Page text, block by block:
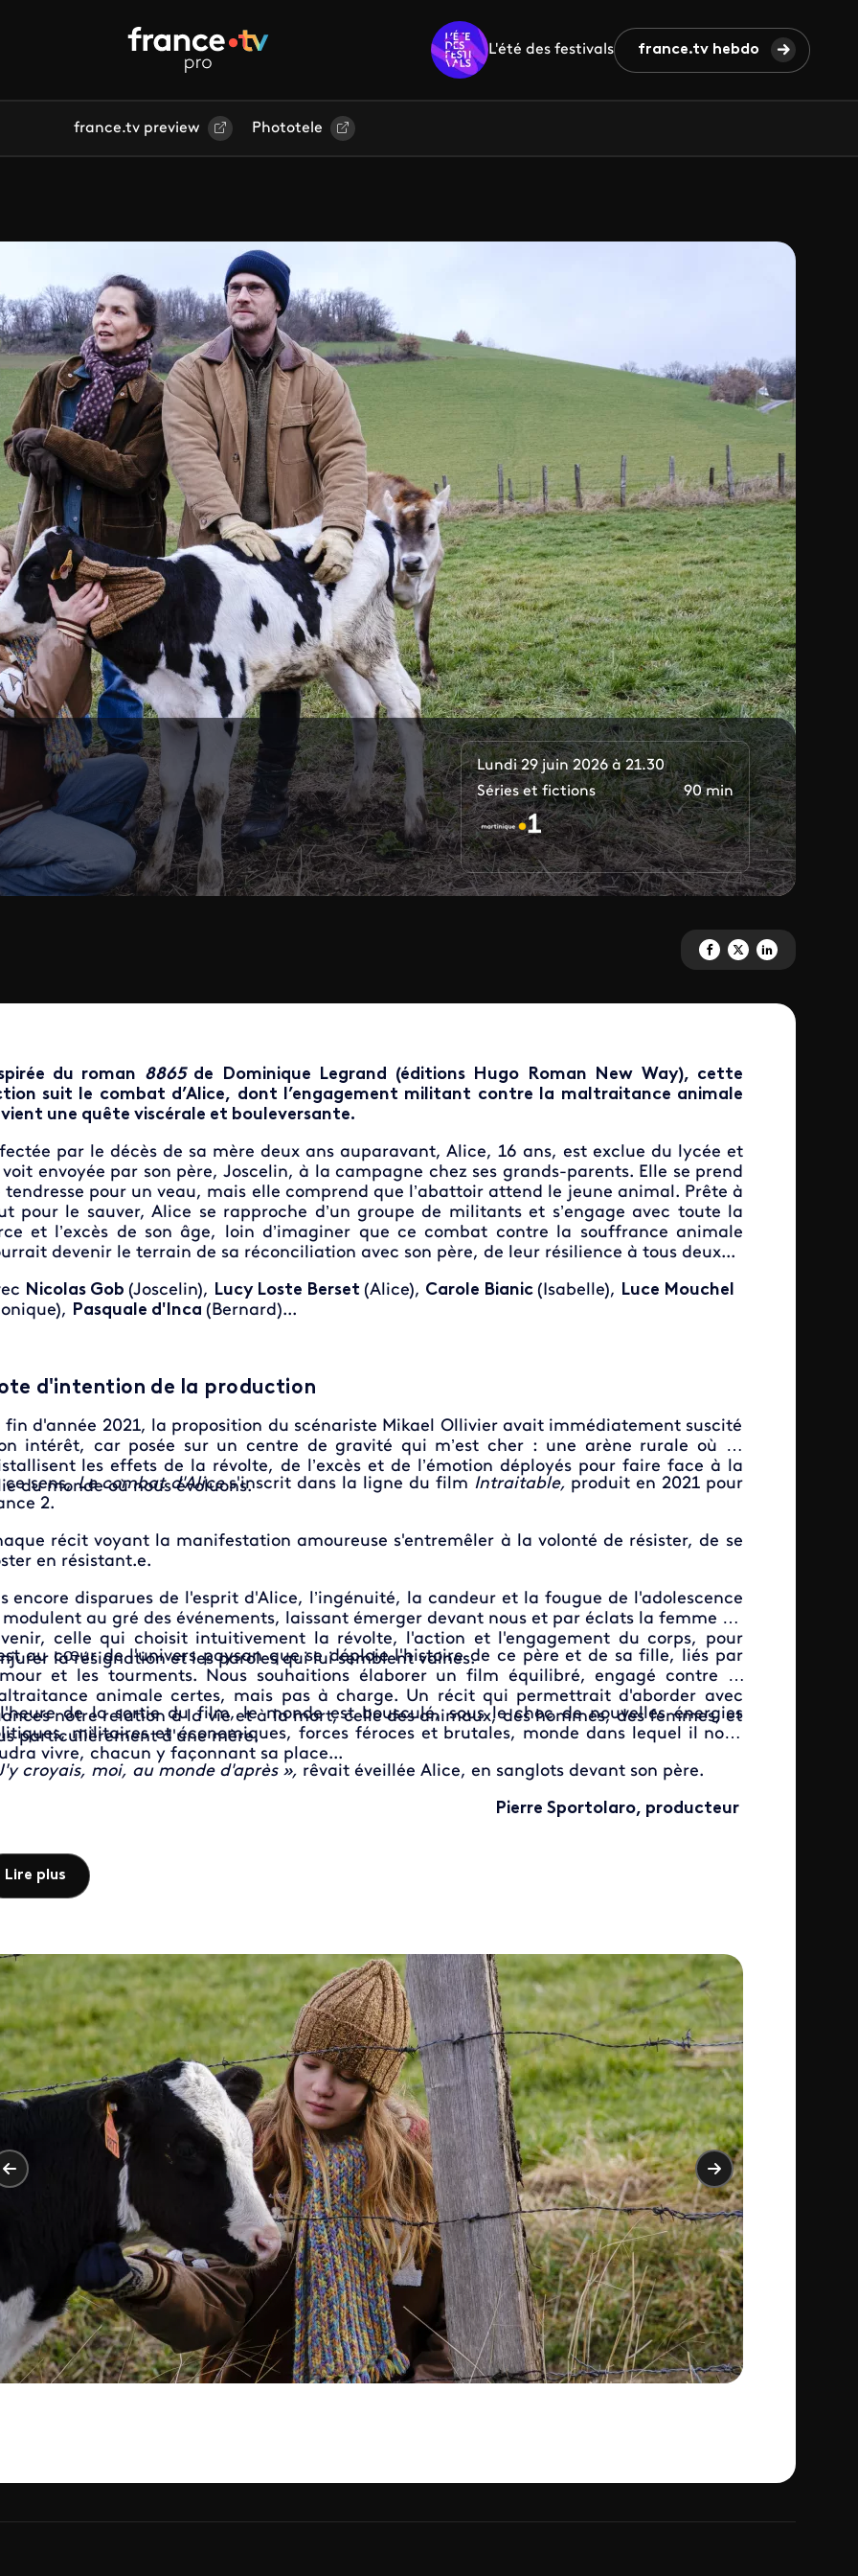
L'été des festivals france.tv hebdo
france.tv preview Phototele
Lundi 29 juin 2026 à 21.30
Séries et fictions
90 min
Partagez 'Le combat d’Alice'
Partagez 'Le combat
Partagez 'Le
du roman 8865de Dominique Legrand (éditions Hugo Roman New Way), cette
suit le combat d’Alice, dont l’engagement militant contre la maltraitance animale
une quête viscérale et bouleversante.
par le décès de sa mère deux ans auparavant, Alice, 16 ans, est exclue du lycée et
voit envoyée par son père, Joscelin, à la campagne chez ses grands-parents. Elle se prend
tendresse pour un veau, mais elle comprend que l’abattoir attend le jeune animal. Prête à
pour le sauver, Alice se rapproche d’un groupe de militants et s’engage avec toute la
et l’excès de son âge, loin d’imaginer que ce combat contre la souffrance animale
devenir le terrain de sa réconciliation avec son père, de leur résilience à tous deux...
Nicolas Gob (Joscelin), Lucy Loste Berset (Alice), Carole Bianic (Isabelle), Luce Mouchel
Pasquale d'Inca (Bernard)...
d'intention de la production
fin d'année 2021, la proposition du scénariste Mikael Ollivier avait immédiatement suscité
intérêt, car posée sur un centre de gravité qui m’est cher : une arène rurale où se
les effets de la révolte, de l’excès et de l’émotion déployés pour faire face à la
du monde où nous évoluons.
ce sens,Le combat d'Alices'inscrit dans la ligne du film Intraitable, produit en 2021 pour
2.
récit voyant la manifestation amoureuse s'entremêler à la volonté de résister, de se
en résistant.e.
encore disparues de l'esprit d'Alice, l’ingénuité, la candeur et la fougue de l'adolescence
modulent au gré des événements, laissant émerger devant nous et par éclats la femme en
celle qui choisit intuitivement la révolte, l'action et l'engagement du corps, pour
la résignation et les paroles qui lui semblent vaines.
au cœur de l'univers paysan que se déploie l'histoire de ce père et de sa fille, liés par
et les tourments. Nous souhaitions élaborer un film équilibré, engagé contre la
animale certes, mais pas à charge. Un récit qui permettrait d'aborder avec
notre relation à la vie et à la mort, celle des animaux, des hommes, des femmes, et
particulièrement d'une mère.
de la sortie du film, le monde est bousculé, sous le choc de nouvelles énergies
militaires et économiques, forces féroces et brutales, monde dans lequel il nous
vivre, chacun y façonnant sa place...
croyais, moi, au monde d'après », rêvait éveillée Alice, en sanglots devant son père.
Pierre Sportolaro, producteur
Lire plus